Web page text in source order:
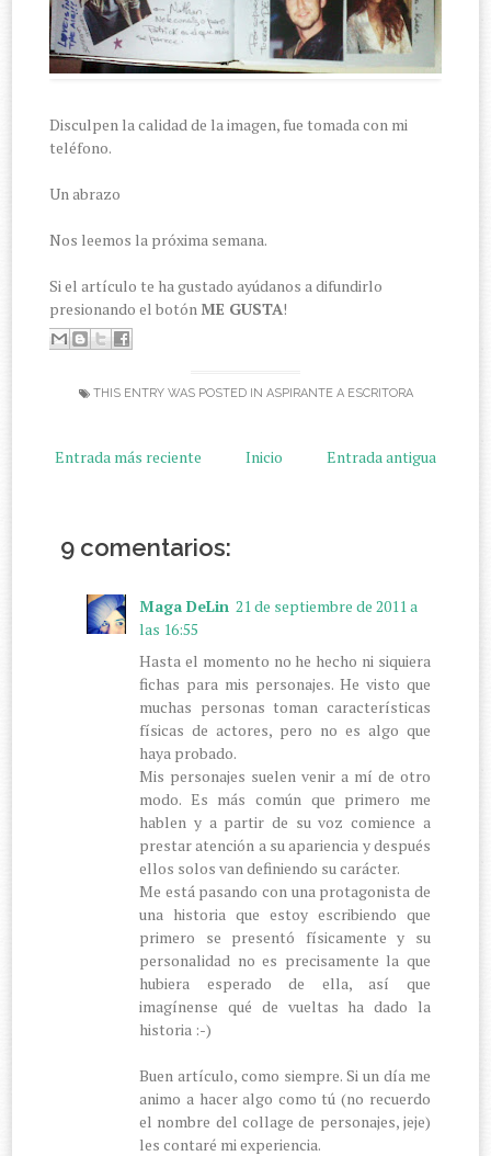
Disculpen la calidad de la imagen, fue tomada con mi
teléfono.
Un abrazo
Nos leemos la próxima semana.
Si el artículo te ha gustado ayúdanos a difundirlo
presionando el botónME GUSTA!
THIS ENTRY WAS POSTED IN ASPIRANTE A ESCRITORA
Entrada más reciente Entrada antigua
Inicio
9 comentarios:
Maga DeLin 21 de septiembre de 2011 a
las 16:55
Hasta el momento no he hecho ni siquiera
fichas para mis personajes. He visto que
muchas personas toman características
físicas de actores, pero no es algo que
haya probado.
Mis personajes suelen venir a mí de otro
modo. Es más común que primero me
hablen y a partir de su voz comience a
prestar atención a su apariencia y después
ellos solos van definiendo su carácter.
Me está pasando con una protagonista de
una historia que estoy escribiendo que
primero se presentó físicamente y su
personalidad no es precisamente la que
hubiera esperado de ella, así que
imagínense qué de vueltas ha dado la
historia :-)
Buen artículo, como siempre. Si un día me
animo a hacer algo como tú (no recuerdo
el nombre del collage de personajes, jeje)
les contaré mi experiencia.